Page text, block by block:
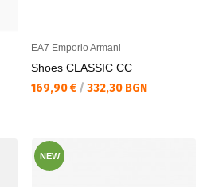
EA7 Emporio Armani
Shoes CLASSIC CC
Текуща цена:
169,90 € / 332,30 BGN
NEW